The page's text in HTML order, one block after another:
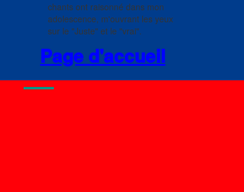
chants ont raisonné dans mon
adolescence, m'ouvrant les yeux
sur le "Juste" et le "vrai".
Page d'accueil